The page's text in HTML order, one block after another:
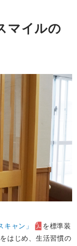
マイルの
キャン」
を標準装
はじめ、生活習慣の